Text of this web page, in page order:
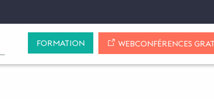
LANCER LA RECHERCHE
FORMATION WEBCONFÉRENCES